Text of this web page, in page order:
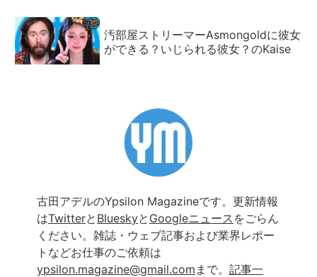
汚部屋ストリーマーAsmongoldに彼女
ができる？いじられる彼女？のKaise
古田アデルのYpsilon Magazineです。更新情報
はTwitterと Blueskyと Googleニュース をごらん
ください。雑誌・ウェブ記事および業界レポー
トなどお仕事のご依頼は
ypsilon.magazine@gmail.com まで。 記事一